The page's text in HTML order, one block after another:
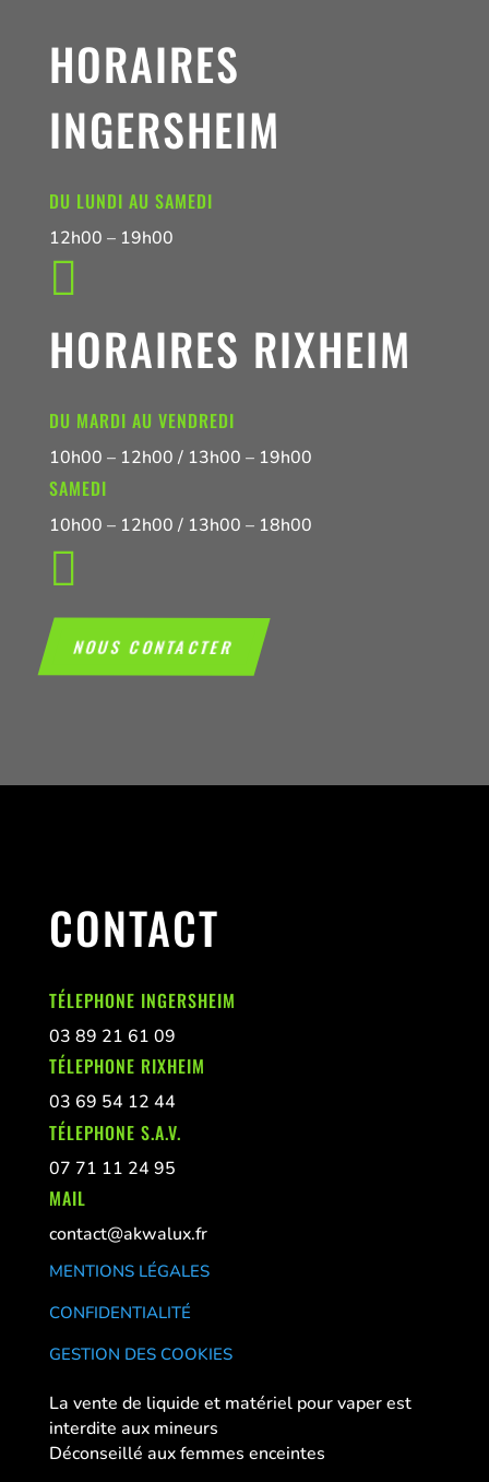
HORAIRES
INGERSHEIM
DU LUNDI AU SAMEDI
12h00 – 19h00

HORAIRES RIXHEIM
DU MARDI AU VENDREDI
10h00 – 12h00 / 13h00 – 19h00
SAMEDI
10h00 – 12h00 / 13h00 – 18h00

NOUS CONTACTER
CONTACT
TÉLEPHONE INGERSHEIM
03 89 21 61 09
TÉLEPHONE RIXHEIM
03 69 54 12 44
TÉLEPHONE S.A.V.
07 71 11 24 95
MAIL
contact@akwalux.fr
MENTIONS LÉGALES
CONFIDENTIALITÉ
GESTION DES COOKIES
La vente de liquide et matériel pour vaper est
interdite aux mineurs
Déconseillé aux femmes enceintes